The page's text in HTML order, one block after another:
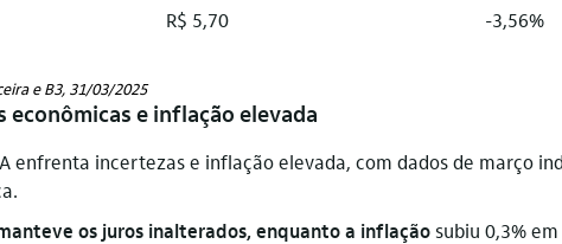
R$ 5,70 -3,56%
e B3, 31/03/2025
e inflação elevada
enfrenta incertezas e inflação elevada, com dados de março
os juros inalterados, enquanto a inflação subiu 0,3%